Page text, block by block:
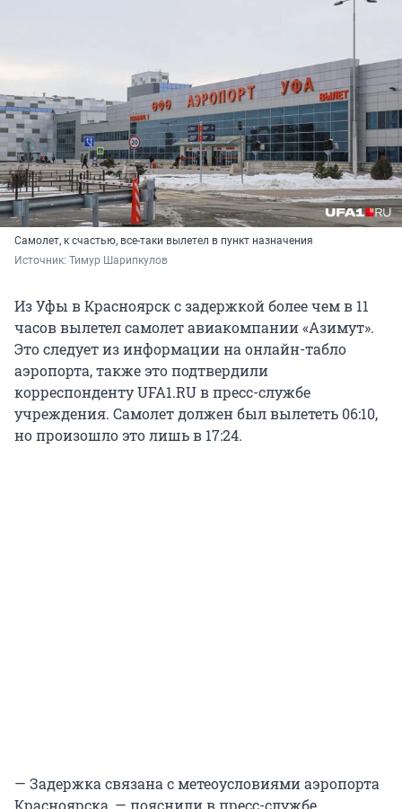
Самолет, к счастью, все-таки вылетел в пункт назначения
Источник: Тимур Шарипкулов
Из Уфы в Красноярск с задержкой более чем в 11
часов вылетел самолет авиакомпании «Азимут».
Это следует из информации на онлайн-табло
аэропорта, также это подтвердили
корреспонденту UFA1.RU в пресс-службе
учреждения. Самолет должен был вылететь 06:10,
но произошло это лишь в 17:24.
— Задержка связана с метеоусловиями аэропорта
Красноярска, — пояснили в пресс-службе